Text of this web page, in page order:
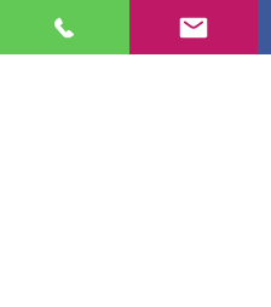
0041 44 7901669
info@starcon.ch
Tramstrasse 105, 8707